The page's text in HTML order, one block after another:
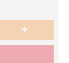
+